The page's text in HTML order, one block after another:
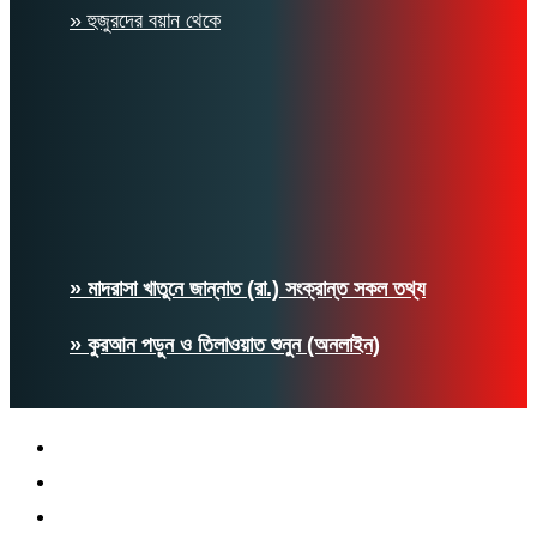
» হুজুরদের বয়ান থেকে
» মাদরাসা খাতুনে জান্নাত (রা.) সংক্রান্ত সকল তথ্য
» কুরআন পড়ুন ও তিলাওয়াত শুনুন (অনলাইন)